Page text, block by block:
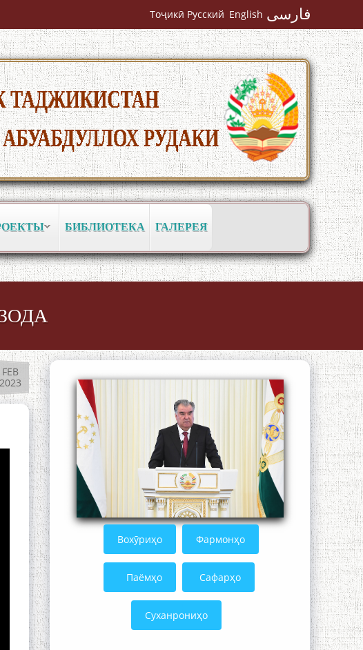
Тоҷикӣ Русский English فارسی
БИБЛИОТЕКА ГАЛЕРЕЯ
FEB
2023
Вохӯриҳо Фармонҳо
Паёмҳо Сафарҳо
Суханрониҳо
Кадамчо Худои Шарифзода
Раҳимӣ
Осорхонаи адабии Муҳаммадҷон
Раҳимӣ
Қадамҷо: Муҳаммадҷон Раҳимӣ